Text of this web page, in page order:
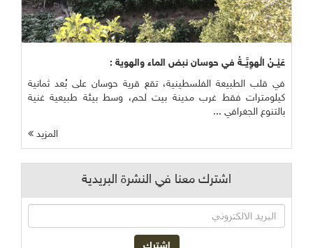
عَيْــنُ الْهوِيَّــةُ في حوسان نبض الماء والهوية :
في قلب الطبيعة الفلسطينية، تقع قرية حوسان على بُعد ثمانية
كيلومترات فقط غرب مدينة بيت لحم، وسط بيئة طبيعية غنية
بالتنوع الجغرافي ...
المزيد
اشترك معنا في النشرة البريدية